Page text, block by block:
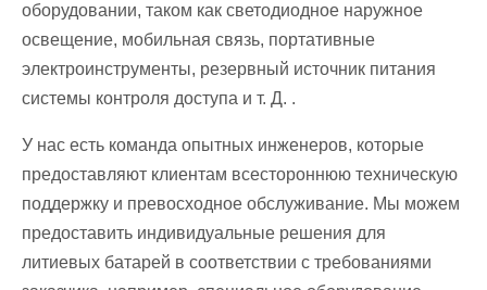
оборудовании, таком как светодиодное наружное
освещение, мобильная связь, портативные
электроинструменты, резервный источник питания
системы контроля доступа и т. Д. .
У нас есть команда опытных инженеров, которые
предоставляют клиентам всестороннюю техническую
поддержку и превосходное обслуживание. Мы можем
предоставить индивидуальные решения для
литиевых батарей в соответствии с требованиями